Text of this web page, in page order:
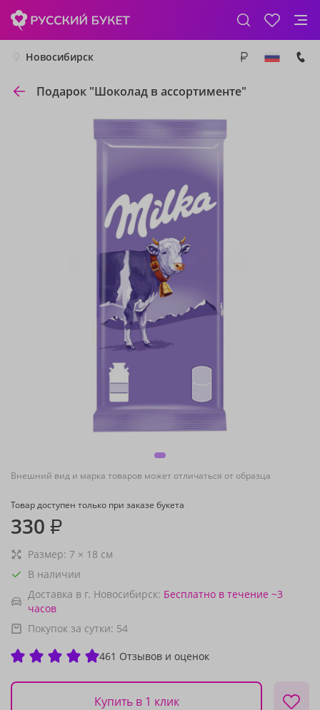
Новосибирск
Подарок "Шоколад в ассортименте"
Внешний вид и марка товаров может отличаться от образца
Товар доступен только при заказе букета
330 ₽
Размер: 7 × 18 см
В наличии
Доставка в г. Новосибирск: Бесплатно в течение ~3
часов
Покупок за сутки: 54
461 Отзывов и оценок
Купить в 1 клик